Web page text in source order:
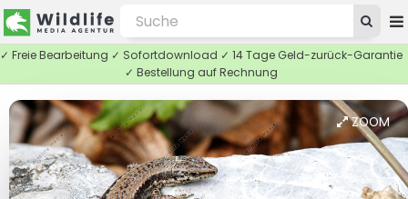
✓ Freie Bearbeitung ✓ Sofortdownload ✓ 14 Tage Geld-zurück-Garantie
✓ Bestellung auf Rechnung
ZOOM